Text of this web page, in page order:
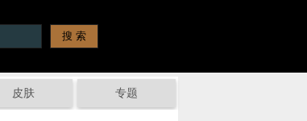
皮肤 专题